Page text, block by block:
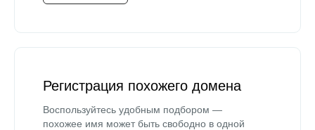
Регистрация похожего домена
Воспользуйтесь удобным подбором —
похожее имя может быть свободно в одной